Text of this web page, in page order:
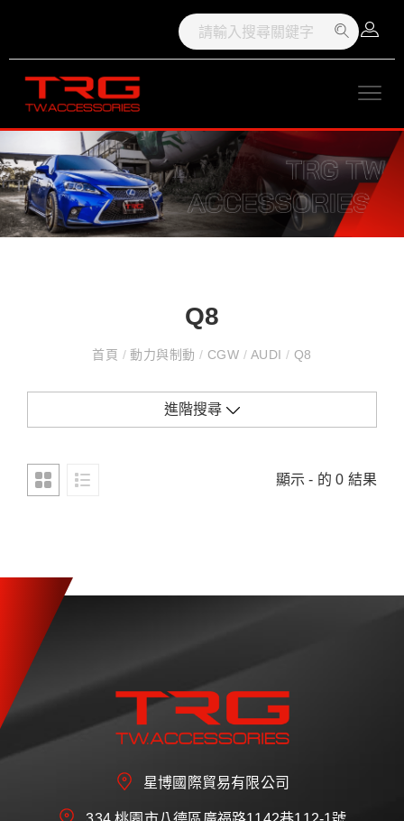
Q8
首頁 / 動力與制動/ CGW / AUDI / Q8
進階搜尋
顯示 - 的 0 結果
星博國際貿易有限公司